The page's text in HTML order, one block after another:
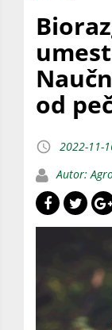
od
2022-11-
Autor: